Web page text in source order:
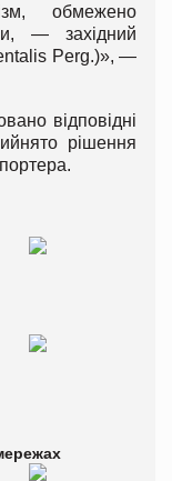
обмежено
— західний
Perg.)», —
відповідні
рішення